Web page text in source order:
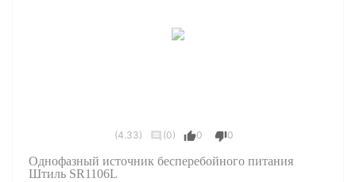
(4.33) (0) 0 0
Однофазный источник бесперебойного питания
Штиль SR1106L